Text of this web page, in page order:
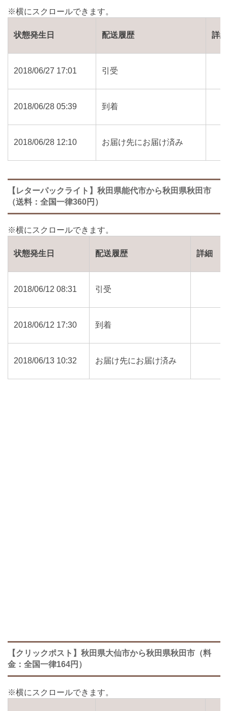
状態発生日 配送履歴 詳細
2018/06/27 17:01 引受
2018/06/28 05:39 到着
2018/06/28 12:10 お届け先にお届け済み
【レターパックライト】秋田県能代市から秋田県秋田市
（送料：全国一律360円）
状態発生日 配送履歴 詳細
2018/06/12 08:31 引受
2018/06/12 17:30 到着
2018/06/13 10:32 お届け先にお届け済み
【クリックポスト】秋田県大仙市から秋田県秋田市（料
金：全国一律164円）